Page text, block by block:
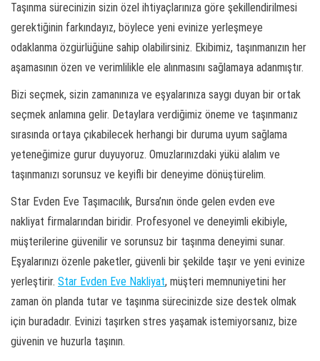
Taşınma sürecinizin sizin özel ihtiyaçlarınıza göre şekillendirilmesi
gerektiğinin farkındayız, böylece yeni evinize yerleşmeye
odaklanma özgürlüğüne sahip olabilirsiniz. Ekibimiz, taşınmanızın her
aşamasının özen ve verimlilikle ele alınmasını sağlamaya adanmıştır.
Bizi seçmek, sizin zamanınıza ve eşyalarınıza saygı duyan bir ortak
seçmek anlamına gelir. Detaylara verdiğimiz öneme ve taşınmanız
sırasında ortaya çıkabilecek herhangi bir duruma uyum sağlama
yeteneğimize gurur duyuyoruz. Omuzlarınızdaki yükü alalım ve
taşınmanızı sorunsuz ve keyifli bir deneyime dönüştürelim.
Star Evden Eve Taşımacılık, Bursa’nın önde gelen evden eve
nakliyat firmalarından biridir. Profesyonel ve deneyimli ekibiyle,
müşterilerine güvenilir ve sorunsuz bir taşınma deneyimi sunar.
Eşyalarınızı özenle paketler, güvenli bir şekilde taşır ve yeni evinize
yerleştirir. Star Evden Eve Nakliyat, müşteri memnuniyetini her
zaman ön planda tutar ve taşınma sürecinizde size destek olmak
için buradadır. Evinizi taşırken stres yaşamak istemiyorsanız, bize
güvenin ve huzurla taşının.